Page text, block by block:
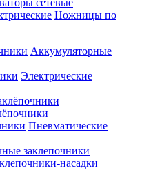
сетевые
Ножницы по
Аккумуляторные
Электрические
Пневматические
заклепочники
насадки